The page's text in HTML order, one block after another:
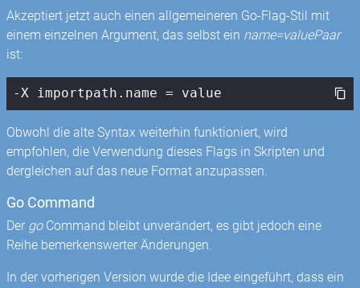
Akzeptiert jetzt auch einen allgemeineren Go-Flag-Stil mit
einem einzelnen Argument, das selbst ein name=valuePaar
ist:
-X importpath.name = value
Obwohl die alte Syntax weiterhin funktioniert, wird
empfohlen, die Verwendung dieses Flags in Skripten und
dergleichen auf das neue Format anzupassen.
Go Command
Der goCommand bleibt unverändert, es gibt jedoch eine
Reihe bemerkenswerter Änderungen.
In der vorherigen Version wurde die Idee eingeführt, dass ein